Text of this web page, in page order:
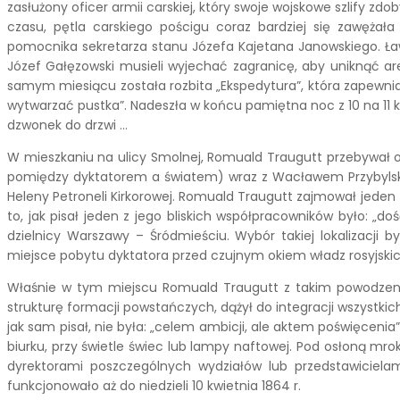
zasłużony oficer armii carskiej, który swoje wojskowe szlify
czasu, pętla carskiego pościgu coraz bardziej się
pomocnika sekretarza stanu Józefa Kajetana Janowskiego.
Józef Gałęzowski musieli wyjechać zagranicę, aby uniknąć
samym miesiącu została rozbita „Ekspedytura”, która
wytwarzać pustka”. Nadeszła w końcu pamiętna noc z 10 na
dzwonek do drzwi …
W mieszkaniu na ulicy Smolnej, Romuald Traugutt
pomiędzy dyktatorem a światem) wraz z Wacławem
Heleny Petroneli Kirkorowej. Romuald Traugutt zajmował jeden
to, jak pisał jeden z jego bliskich współpracowników było:
dzielnicy Warszawy – Śródmieściu. Wybór takiej lokalizacji
miejsce pobytu dyktatora przed czujnym okiem władz
Właśnie w tym miejscu Romuald Traugutt z takim
strukturę formacji powstańczych, dążył do integracji
jak sam pisał, nie była: „celem ambicji, ale aktem
biurku, przy świetle świec lub lampy naftowej. Pod osłoną
dyrektorami poszczególnych wydziałów lub
funkcjonowało aż do niedzieli 10 kwietnia 1864 r.